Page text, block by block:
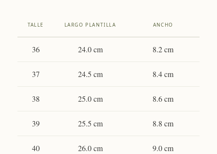
TALLE LARGO PLANTILLA ANCHO
36 24.0 cm 8.2 cm
37 24.5 cm 8.4 cm
38 25.0 cm 8.6 cm
39 25.5 cm 8.8 cm
40 26.0 cm 9.0 cm